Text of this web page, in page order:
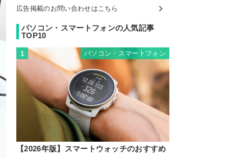
広告掲載のお問い合わせはこちら
パソコン・スマートフォンの人気記事
TOP10
1 パソコン・スマートフォン
【2026年版】スマートウォッチのおすすめ